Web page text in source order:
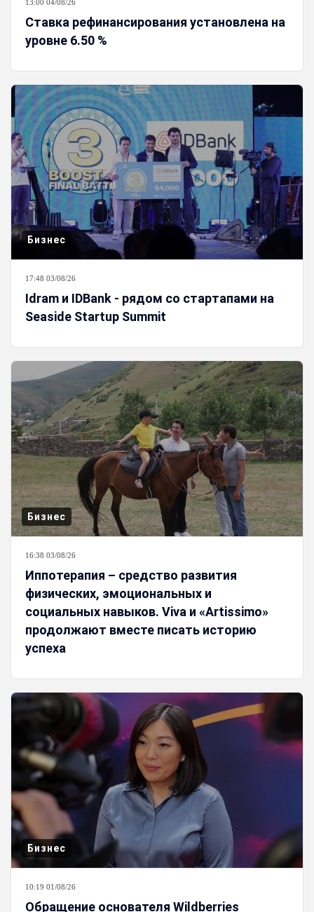
13:00 04/08/26
Ставка рефинансирования установлена на
уровне 6.50 %
Бизнес
17:48 03/08/26
Idram и IDBank - рядом со стартапами на
Seaside Startup Summit
Бизнес
16:38 03/08/26
Иппотерапия – средство развития
физических, эмоциональных и
социальных навыков. Viva и «Artissimo»
продолжают вместе писать историю
успеха
Бизнес
10:19 01/08/26
Обращение основателя Wildberries